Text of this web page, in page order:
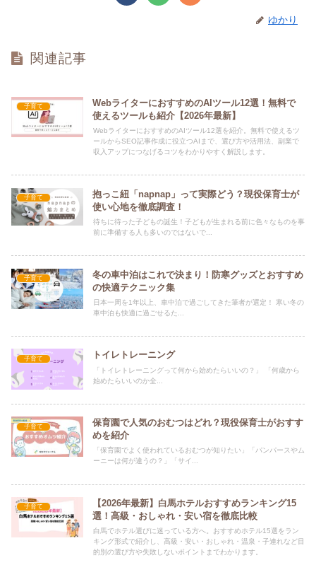
ゆかり
関連記事
子育て
WebライターにおすすめのAIツール12選！無料で
使えるツールも紹介【2026年最新】
WebライターにおすすめのAIツール12選を紹介。無料で使えるツ
ールからSEO記事作成に役立つAIまで、選び方や活用法、副業で
収入アップにつなげるコツをわかりやすく解説します。
子育て
抱っこ紐「napnap」って実際どう？現役保育士が
使い心地を徹底調査！
待ちに待った子どもの誕生！子どもが生まれる前に色々なものを事
前に準備する人も多いのではないで...
子育て
冬の車中泊はこれで決まり！防寒グッズとおすすめ
の快適テクニック集
日本一周を1年以上、車中泊で過ごしてきた筆者が選定！ 寒い冬の
車中泊も快適に過ごせるた...
子育て トイレトレーニング
「トイレトレーニングって何から始めたらいいの？」 「何歳から
始めたらいいのか全...
子育て
保育園で人気のおむつはどれ？現役保育士がおすす
めを紹介
「保育園でよく使われているおむつが知りたい」「パンパースやム
ーニーは何が違うの？」「サイ...
子育て
【2026年最新】白馬ホテルおすすめランキング15
選！高級・おしゃれ・安い宿を徹底比較
白馬でホテル選びに迷っている方へ。おすすめホテル15選をラン
キング形式で紹介し、高級・安い・おしゃれ・温泉・子連れなど目
的別の選び方や失敗しないポイントまでわかります。